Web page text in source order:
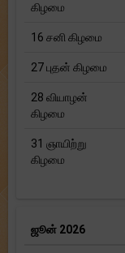
கிழமை
16 சனி கிழமை
27 புதன் கிழமை
28 வியாழன்
கிழமை
31 ஞாயிற்று
கிழமை
ஜூன் 2026